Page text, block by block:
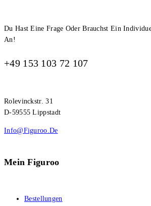
Du Hast Eine Frage Oder Brauchst Ein
An!
+49 153 103 72 107
Rolevinckstr. 31
D-59555 Lippstadt
Info@figuroo.de
Mein Figuroo
Bestellungen